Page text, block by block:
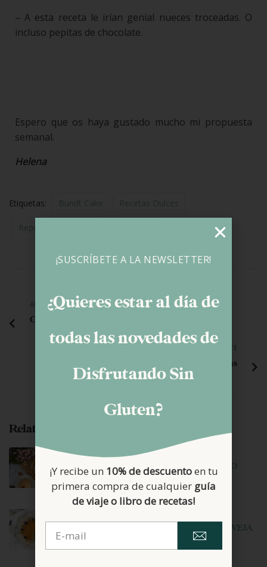
– A esta receta le irían genial nueces troceadas. O
incluso pepitas de chocolate.
Espero que os haya gustado mucho mi propuesta
semanal.
Helena
Etiquetas: Bundt Cake Recetas Dulces
Repostería Creativa
ANTERIOR
Colines sin gluten
Tablas conversoras de medidas
Related Posts
junio 29, 2026
HELADO DE CARAMELO SALADO
TARTA MOUSSE DE YOGUR DE OVEJA
¡SUSCRÍBETE A LA NEWSLETTER!
¿Quieres estar al día de
todas las novedades de
Disfrutando Sin
Gluten?
¡Y recibe un 10% de descuentoen tu
primera compra de cualquier guía
de viaje o libro de recetas!